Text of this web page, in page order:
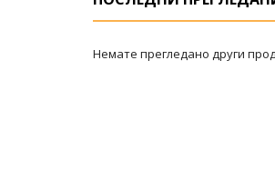
Немате прегледано други